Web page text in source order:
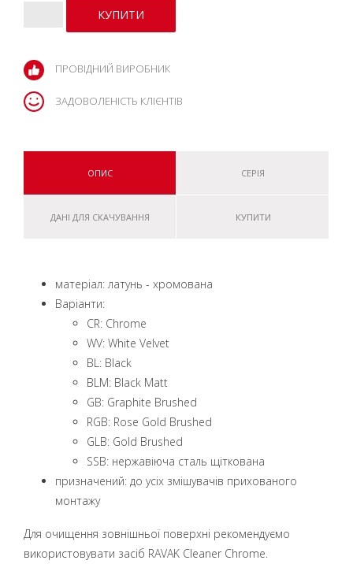
ПРОВІДНИЙ ВИРОБНИК
ЗАДОВОЛЕНІСТЬ КЛІЄНТІВ
ОПИС СЕРІЯ
ДАНІ ДЛЯ СКАЧУВАННЯ КУПИТИ
матеріал: латунь - хромована
Варіанти:
CR: Chrome
WV: White Velvet
BL: Black
BLM: Black Matt
GB: Graphite Brushed
RGB: Rose Gold Brushed
GLB: Gold Brushed
SSB: нержавіюча сталь щіткована
призначений: до усіх змішувачів прихованого
монтажу
Для очищення зовнішньої поверхні рекомендуємо
використовувати засіб RAVAK Cleaner Chrome.